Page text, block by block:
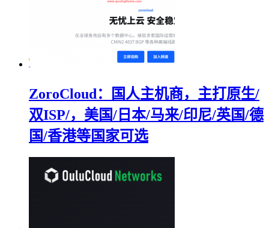
ZoroCloud：国人主机商，主打原生/
双ISP/，美国/日本/马来/印尼/英国/德
国/香港等国家可选